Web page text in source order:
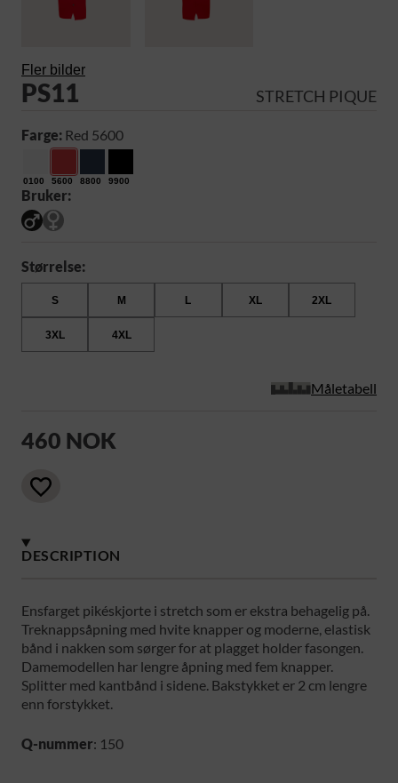
Fler bilder
PS11 STRETCH PIQUE
Farge: Red 5600
0100 5600 8800 9900
Bruker:
Størrelse:
S M L XL 2XL
3XL 4XL
Måletabell
460 NOK
DESCRIPTION
Ensfarget pikéskjorte i stretch som er ekstra behagelig på.
Treknappsåpning med hvite knapper og moderne, elastisk
bånd i nakken som sørger for at plagget holder fasongen.
Damemodellen har lengre åpning med fem knapper.
Splitter med kantbånd i sidene. Bakstykket er 2 cm lengre
enn forstykket.
Q-nummer: 150